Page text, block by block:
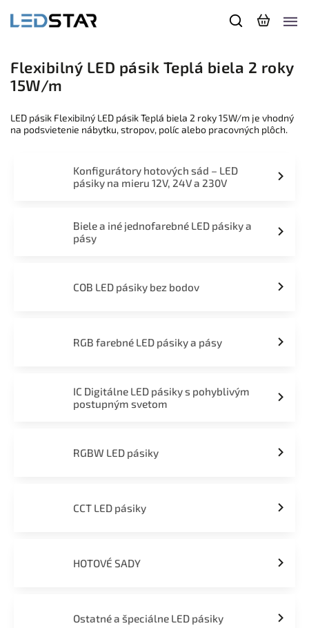
Flexibilný LED pásik Teplá biela 2 roky
15W/m
LED pásik Flexibilný LED pásik Teplá biela 2 roky 15W/m je vhodný
na podsvietenie nábytku, stropov, políc alebo pracovných plôch.
Konfigurátory hotových sád – LED
pásiky na mieru 12V, 24V a 230V
Biele a iné jednofarebné LED pásiky a
pásy
COB LED pásiky bez bodov
RGB farebné LED pásiky a pásy
IC Digitálne LED pásiky s pohyblivým
postupným svetom
RGBW LED pásiky
CCT LED pásiky
HOTOVÉ SADY
Ostatné a špeciálne LED pásiky